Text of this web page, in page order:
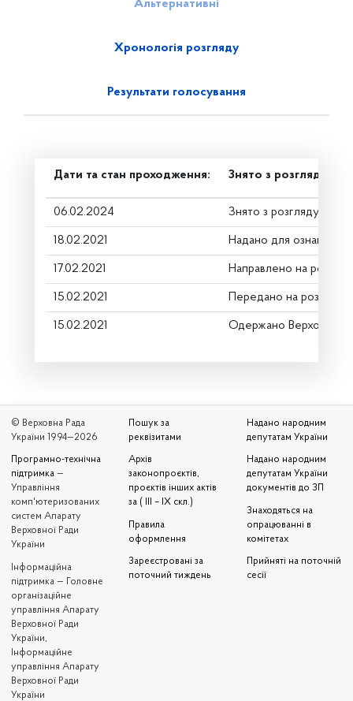
Альтернативні
Хронологія розгляду
Результати голосування
Дати та стан проходження: Знято з розгляду
06.02.2024 Знято з розгляду
18.02.2021 Надано для
17.02.2021 Направлено на
15.02.2021 Передано на розгляд
15.02.2021 Одержано Верховною
© Верховна Рада
України 1994—2026
Програмно-технічна
підтримка —
Управління
комп'ютеризованих
систем Апарату
Верховної Ради
України
Iнформаційна
підтримка — Головне
організаційне
управління Апарату
Верховної Ради
України,
Інформаційне
управління Апарату
Верховної Ради
України
Пошук за
реквізитами
Архів
законопроєктів,
проєктів інших актів
за ( III – IX скл.)
Правила
оформлення
Зареєстровані за
поточний тиждень
Надано народним
депутатам України
Надано народним
депутатам України
документів до ЗП
Знаходяться на
опрацюванні в
комітетах
Прийняті на поточній
сесії